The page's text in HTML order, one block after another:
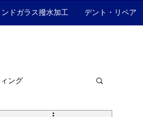
ンドガラス撥水加工 デント・リペア
ング